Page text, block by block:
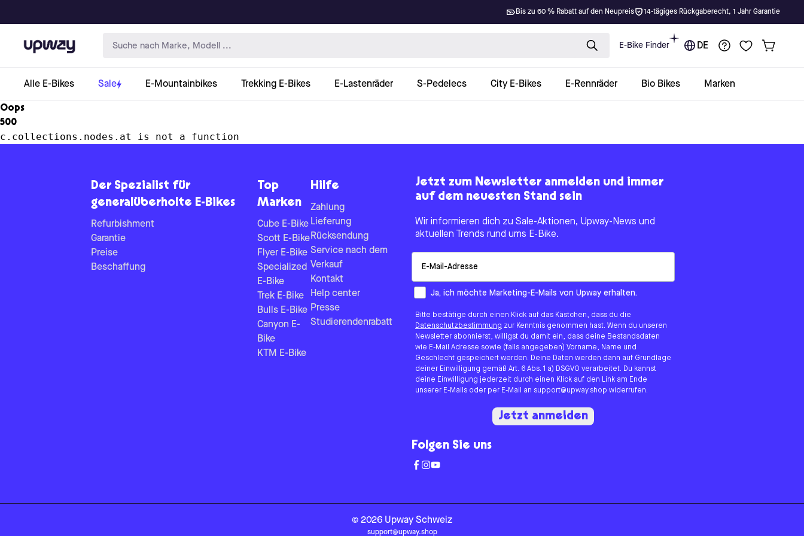
Bis zu 60 % Rabatt auf den Neupreis 14-tägiges Rückgaberecht, 1 Jahr Garantie
Upway E-Bike Finder DE
Alle E-Bikes Sale E-Mountainbikes Trekking E-Bikes E-Lastenräder S-Pedelecs City E-Bikes E-Rennräder Bio Bikes Marken
Oops
500
c.collections.nodes.at is not a function
Der Spezialist für
generalüberholte E-Bikes
Refurbishment
Garantie
Preise
Beschaffung
Top
Marken
Cube E-Bike
Scott E-Bike
Flyer E-Bike
Specialized
E-Bike
Trek E-Bike
Bulls E-Bike
Canyon E-
Bike
KTM E-Bike
Hilfe
Zahlung
Lieferung
Rücksendung
Service nach dem
Verkauf
Kontakt
Help center
Presse
Studierendenrabatt
Jetzt zum Newsletter anmelden und immer
auf dem neuesten Stand sein
Wir informieren dich zu Sale-Aktionen, Upway-News und
aktuellen Trends rund ums E-Bike.
How would you like to hear from us?
Ja, ich möchte Marketing-E-Mails von Upway erhalten.
Bitte bestätige durch einen Klick auf das Kästchen, dass du die
Datenschutzbestimmung zur Kenntnis genommen hast. Wenn du unseren
Newsletter abonnierst, willigst du damit ein, dass deine Bestandsdaten
wie E-Mail Adresse sowie (falls angegeben) Vorname, Name und
Geschlecht gespeichert werden. Deine Daten werden dann auf Grundlage
deiner Einwilligung gemäß Art. 6 Abs. 1 a) DSGVO verarbeitet. Du kannst
deine Einwilligung jederzeit durch einen Klick auf den Link am Ende
unserer E-Mails oder per E-Mail an support@upway.shop widerrufen.
Jetzt anmelden
Folgen Sie uns
© 2026 Upway Schweiz
support@upway.shop